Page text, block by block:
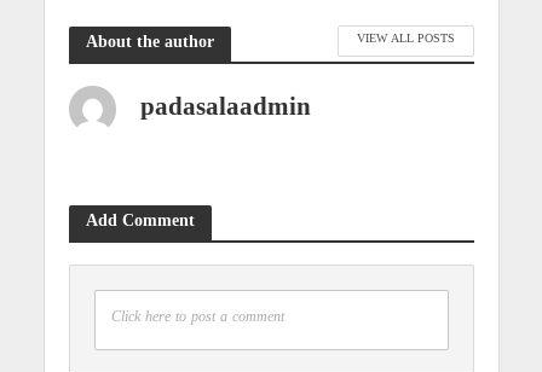
About the author VIEW ALL POSTS
padasalaadmin
Add Comment
Click here to post a comment